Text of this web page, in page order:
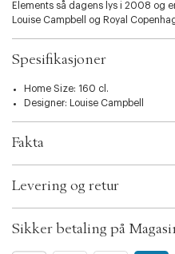
.
v
a
r
i
o
n
s
e
e
c
Elements så dagens lys i 2008 og
Louise Campbell og Royal
Spesifikasjoner
Home Size: 160 cl.
Designer:
Louise Campbell
Fakta
EAN: 5705140714712
ID: AAPT30-0008
Levering og retur
Sikker betaling på